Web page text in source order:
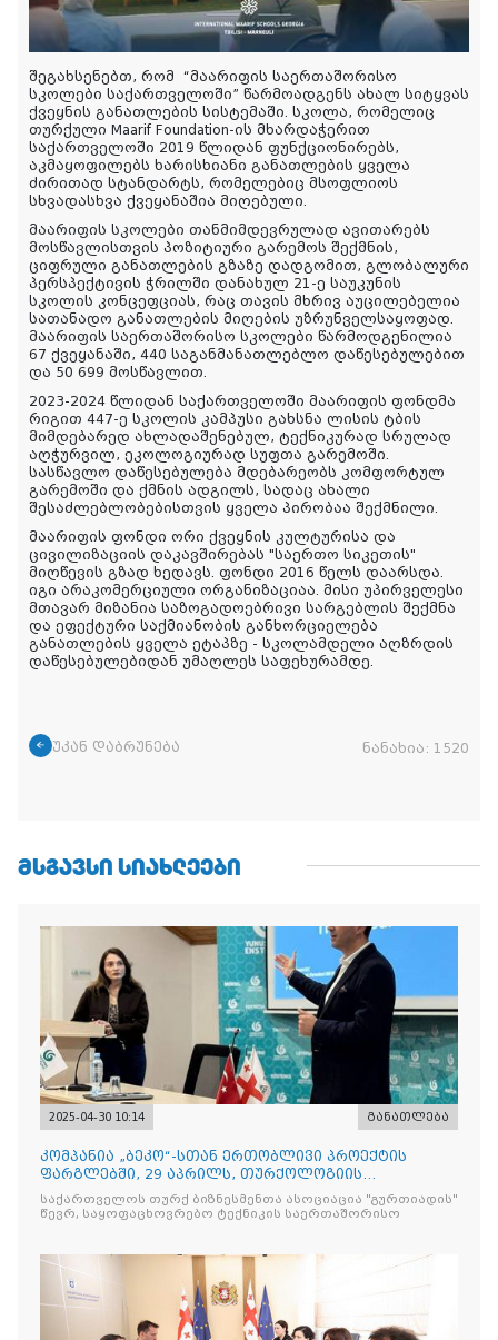
შეგახსენებთ, რომ “მაარიფის საერთაშორისო
სკოლები საქართველოში” წარმოადგენს ახალ სიტყვას
ქვეყნის განათლების სისტემაში. სკოლა, რომელიც
თურქული Maarif Foundation-ის მხარდაჭერით
საქართველოში 2019 წლიდან ფუნქციონირებს,
აკმაყოფილებს ხარისხიანი განათლების ყველა
ძირითად სტანდარტს, რომელებიც მსოფლიოს
სხვადასხვა ქვეყანაშია მიღებული.
მაარიფის სკოლები თანმიმდევრულად ავითარებს
მოსწავლისთვის პოზიტიური გარემოს შექმნის,
ციფრული განათლების გზაზე დადგომით, გლობალური
პერსპექტივის ჭრილში დანახულ 21-ე საუკუნის
სკოლის კონცეფციას, რაც თავის მხრივ აუცილებელია
სათანადო განათლების მიღების უზრუნველსაყოფად.
მაარიფის საერთაშორისო სკოლები წარმოდგენილია
67 ქვეყანაში, 440 საგანმანათლებლო დაწესებულებით
და 50 699 მოსწავლით.
2023-2024 წლიდან საქართველოში მაარიფის ფონდმა
რიგით 447-ე სკოლის კამპუსი გახსნა ლისის ტბის
მიმდებარედ ახლადაშენებულ, ტექნიკურად სრულად
აღჭურვილ, ეკოლოგიურად სუფთა გარემოში.
სასწავლო დაწესებულება მდებარეობს კომფორტულ
გარემოში და ქმნის ადგილს, სადაც ახალი
შესაძლებლობებისთვის ყველა პირობაა შექმნილი.
მაარიფის ფონდი ორი ქვეყნის კულტურისა და
ცივილიზაციის დაკავშირებას "საერთო სიკეთის"
მიღწევის გზად ხედავს. ფონდი 2016 წელს დაარსდა.
იგი არაკომერციული ორგანიზაციაა. მისი უპირველესი
მთავარ მიზანია საზოგადოებრივი სარგებლის შექმნა
და ეფექტური საქმიანობის განხორციელება
განათლების ყველა ეტაპზე - სკოლამდელი აღზრდის
დაწესებულებიდან უმაღლეს საფეხურამდე.
უკან დაბრუნება ნანახია: 1520
ᲛᲡᲒᲐᲕᲡᲘ ᲡᲘᲐᲮᲚᲔᲔᲑᲘ
2025-04-30 10:14 განათლება
კომპანია „ბეკო“-სთან ერთობლივი პროექტის
ფარგლებში, 29 აპრილს, თურქოლოგიის
მიმართულებისა და თბილისის
საქართველოს თურქ ბიზნესმენთა ასოციაცია "გურთიადის"
წევრ, საყოფაცხოვრებო ტექნიკის საერთაშორისო